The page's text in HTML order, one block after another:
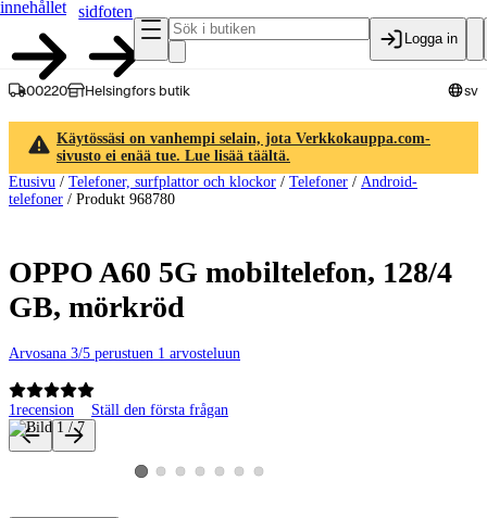
innehållet
sidfoten
Logga in
00220 Helsingfors butik sv
Käytössäsi on vanhempi selain, jota Verkkokauppa.com-
sivusto ei enää tue. Lue lisää täältä.
Etusivu / Telefoner, surfplattor och klockor / Telefoner / Android-
telefoner / Produkt 968780
OPPO A60 5G mobiltelefon, 128/4
GB, mörkröd
Arvosana 3/5 perustuen 1 arvosteluun
1recension Ställ den första frågan
Produktbilder och videor
Visa produktbild 1
Visa produktbild 2
Visa produktbild 3
Visa produktbild 4
Visa produktbild 5
Visa produktbild 6
Visa produktbild 7